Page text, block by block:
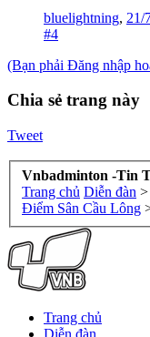
bluelightning, 21/
#4
(Bạn phải Đăng nhập
Chia sẻ trang này
Tweet
Vnbadminton -Tin
Trang chủ Diễn đàn >
Điểm Sân Cầu Lông
Trang chủ
Diễn đàn